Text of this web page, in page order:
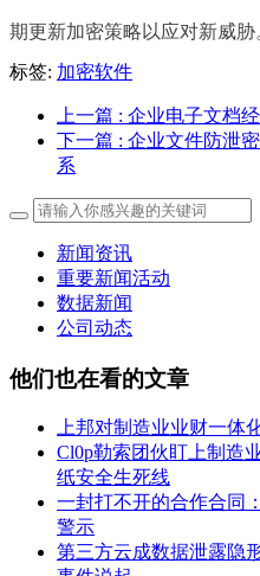
期更新加密策略以应对新威胁
标签: 加密软件
上一篇 : 企业电子文档
下一篇 : 企业文件防泄
系
新闻资讯
重要新闻活动
数据新闻
公司动态
他们也在看的文章
上邦对制造业业财一体
Cl0p勒索团伙盯上制造
纸安全生死线
一封打不开的合作合同
警示
第三方云成数据泄露隐